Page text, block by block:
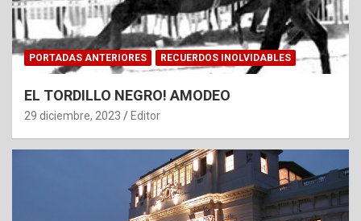
PORTADAS ANTERIORES RECUERDOS INOLVIDABLES
EL TORDILLO NEGRO! AMODEO
29 diciembre, 2023 Editor